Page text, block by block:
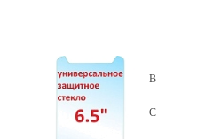
Pаспределительный центр
Бавлы, ул.Пионерская, 11
Бугульма, ул.Ленина,